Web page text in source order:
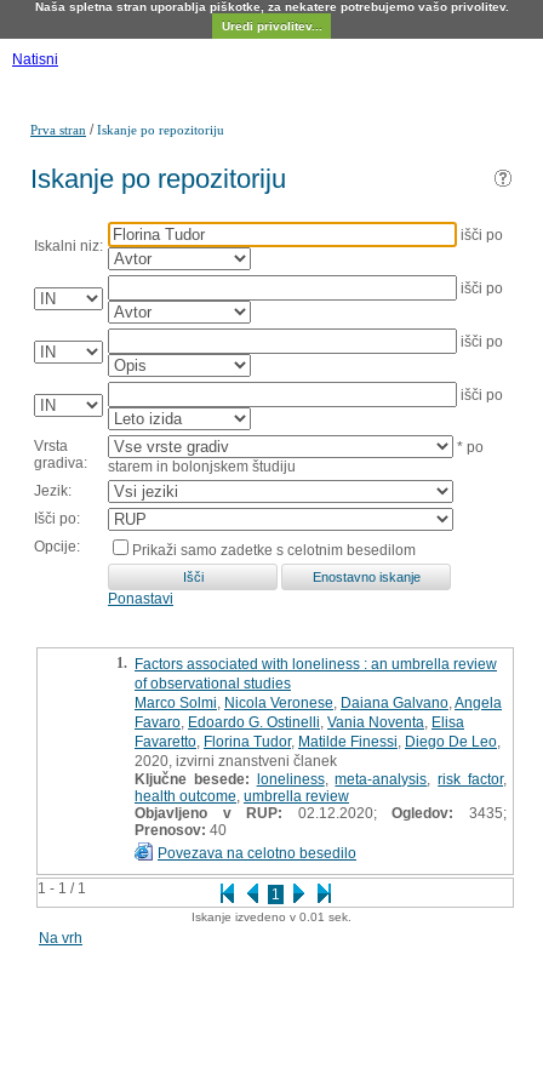
Naša spletna stran uporablja piškotke, za nekatere potrebujemo vašo privolitev.
Uredi privolitev...
Natisni
Prva stran /Iskanje po repozitoriju
Iskanje po repozitoriju
Iskalni niz:
išči po
išči po
išči po
išči po
Vrsta
gradiva:
* po
starem in bolonjskem študiju
Jezik:
Išči po:
Opcije:
Prikaži samo zadetke s celotnim besedilom
Ponastavi
1 - 1 / 1 1
1. Factors associated with loneliness : an umbrella review
of observational studies
Marco Solmi Nicola Veronese Daiana Galvano Angela
Favaro Edoardo G. Ostinelli Vania Noventa Elisa
Favaretto Florina Tudor, Matilde Finessi Diego De Leo
2020, izvirni znanstveni članek
Ključne besede: loneliness,meta-analysis ,risk factor,
health outcome umbrella review
Objavljeno v RUP: 02.12.2020;Ogledov:
3435;
Prenosov: 40
Povezava na celotno besedilo
Iskanje izvedeno v 0.01 sek.
Na vrh